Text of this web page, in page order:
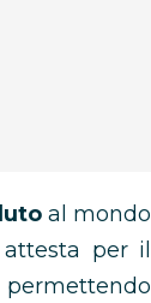
al mondo
attesta per il
permettendo